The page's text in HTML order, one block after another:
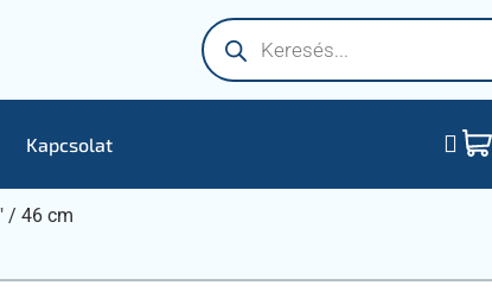
Kapcsolat
/ 46 cm